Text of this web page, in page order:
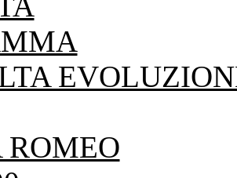
ROMEO